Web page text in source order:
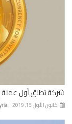
تطلق أول عملة رقمية
الأول 15, 2019